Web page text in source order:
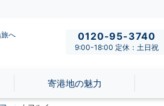
へ 0120-95-3740
9:00-18:00 定休：土日祝
寄港地の魅力